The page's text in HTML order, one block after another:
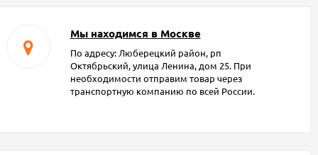
Мы находимся в Москве
По адресу: Люберецкий район, рп
Октябрьский, улица Ленина, дом 25. При
необходимости отправим товар через
транспортную компанию по всей России.